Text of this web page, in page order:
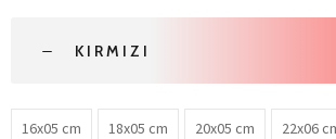
KIRMIZI
16x05 cm 18x05 cm 20x05 cm 22x06